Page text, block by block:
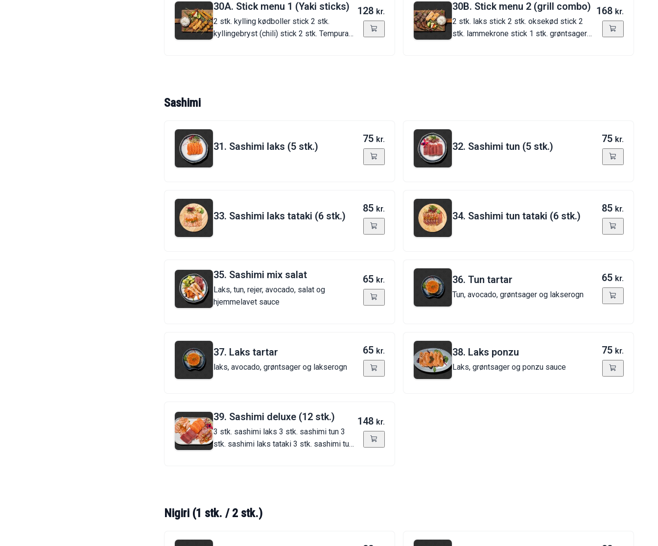
30A. Stick menu 1 (Yaki sticks)
2 stk. kylling kødboller stick 2 stk.
kyllingebryst (chili) stick 2 stk. Tempura
128 kr. 30B. Stick menu 2 (grill combo)
2 stk. laks stick 2 stk. oksekød stick 2
stk. lammekrone stick 1 stk. grøntsager
168 kr.
Sashimi
31. Sashimi laks (5 stk.)
75 kr.
32. Sashimi tun (5 stk.)
75 kr.
33. Sashimi laks tataki (6 stk.)
85 kr.
34. Sashimi tun tataki (6 stk.)
85 kr.
35. Sashimi mix salat
Laks, tun, rejer, avocado, salat og
hjemmelavet sauce
65 kr. 36. Tun tartar
Tun, avocado, grøntsager og lakserogn
65 kr.
37. Laks tartar
laks, avocado, grøntsager og lakserogn
65 kr. 38. Laks ponzu
Laks, grøntsager og ponzu sauce
75 kr.
39. Sashimi deluxe (12 stk.)
3 stk. sashimi laks 3 stk. sashimi tun 3
stk. sashimi laks tataki 3 stk. sashimi tun
148 kr.
Nigiri (1 stk. / 2 stk.)